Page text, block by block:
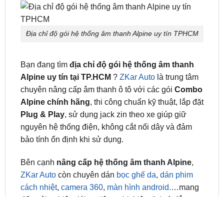
Địa chỉ độ gói hệ thống âm thanh Alpine uy tín
TPHCM
Địa chỉ độ gói hệ thống âm thanh Alpine uy tín TPHCM
Bạn đang tìm địa chỉ độ gói hệ thống âm thanh
Alpine uy tín tại TP.HCM?ZKar Auto là trung tâm
chuyên nâng cấp âm thanh ô tô với các góiCombo
Alpine chính hãng , thi công chuẩn kỹ thuật, lắp đặt
nguyên hệ thống điện, không cắt nối dây và đảm
bảo tính ổn định khi sử dụng.